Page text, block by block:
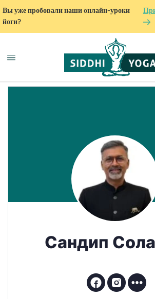
Вы уже пробовали наши онлайн-уроки
йоги?
Сандип